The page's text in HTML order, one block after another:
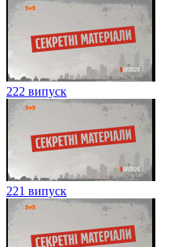
222 випуск
221 випуск